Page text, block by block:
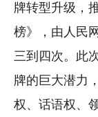
牌转型升级，
榜》，由人民
三到四次。此
牌的巨大潜力
权、话语权、